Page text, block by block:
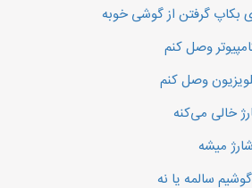
بکاپ گرفتن از گوشی خوبه
وصل کنم
وصل کنم
خالی می‌کنه
میشه
سالمه یا نه